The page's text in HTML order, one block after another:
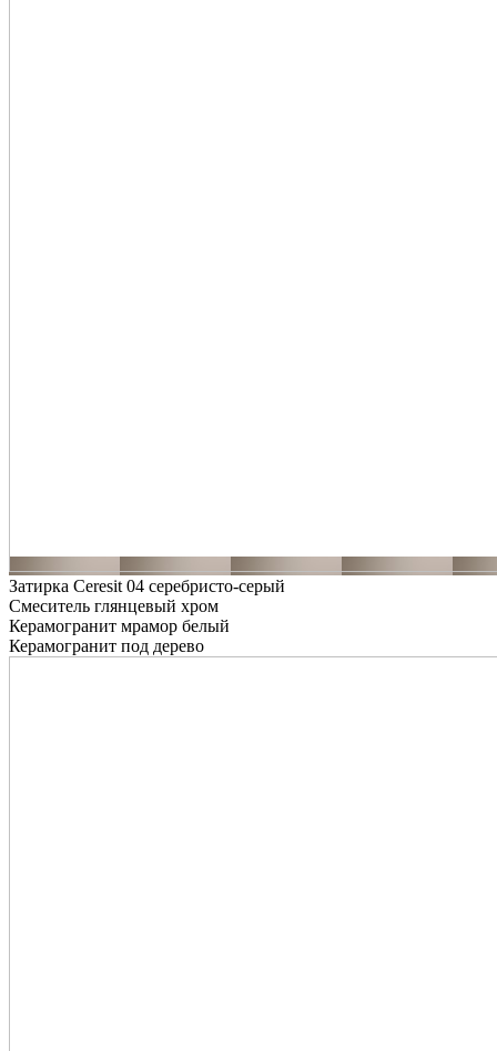
Затирка Ceresit 04 серебристо-серый
Смеситель глянцевый хром
Керамогранит мрамор белый
Керамогранит под дерево